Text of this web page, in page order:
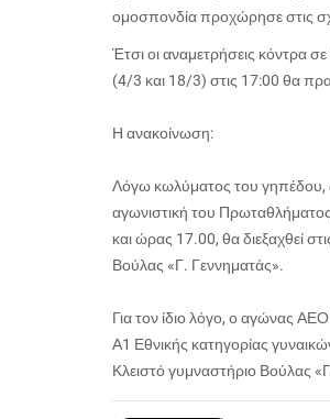
ομοσπονδία προχώρησε στις
Έτσι οι αναμετρήσεις κόντρα
(4/3 και 18/3) στις 17:00 θα
Η ανακοίνωση:
Λόγω κωλύματος του γηπέδου,
αγωνιστική του
και ώρας 17.00, θα διεξαχθεί
Βούλας «Γ. Γεννηματάς».
Για τον ίδιο λόγο, ο αγώνας
Α1 Εθνικής κατηγορίας
Κλειστό γυμναστήριο Βούλας